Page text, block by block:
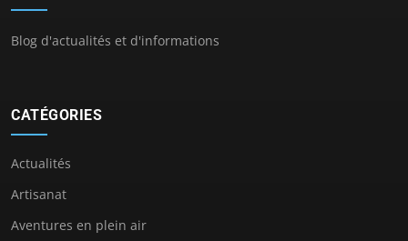
Blog d'actualités et d'informations
CATÉGORIES
Actualités
Artisanat
Aventures en plein air